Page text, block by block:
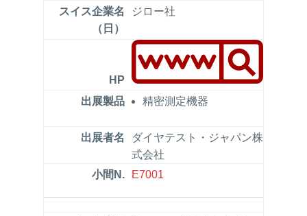
ジロー社
精密測定機器
ダイヤテスト・ジャパン株
式会社
E7001